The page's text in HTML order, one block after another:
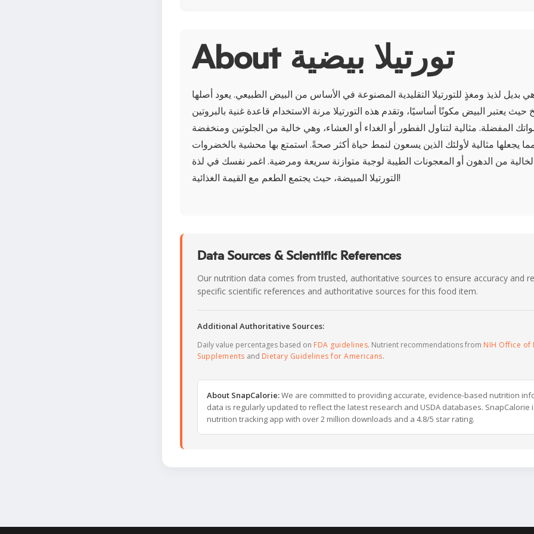
About تورتيلا بيضية
هي بديل لذيذ ومغذٍ للتورتيلا التقليدية المصنوعة في الأساس من البيض الطبيعي. يعود أصلها
يعتبر البيض مكونًا أساسيًا، وتقدم هذه التورتيلا مرنة الاستخدام قاعدة غنية بالبروتين
المفضلة. مثالية لتناول الفطور أو الغداء أو العشاء، وهي خالية من الجلوتين ومنخفضة
يجعلها مثالية لأولئك الذين يسعون لنمط حياة أكثر صحةً. استمتع بها محشية بالخضروات
من الدهون أو المعجونات الطيبة لوجبة متوازنة سريعة ومرضية. اغمر نفسك في لذة
التورتيلا المبيضة، حيث يجتمع الطعم مع القيمة الغذائية!
Data Sources & Scientific References
Our nutrition data comes from trusted, authoritative sources to ensure accuracy and
specific scientific references and authoritative sources for this food item.
Additional Authoritative Sources:
Daily value percentages based on FDA guidelines. Nutrient recommendations from NIH Office of
Supplements and Dietary Guidelines for Americans.
About SnapCalorie:We are committed to providing accurate, evidence-based nutrition
data is regularly updated to reflect the latest research and USDA databases. SnapCalorie
nutrition tracking app with over 2 million downloads and a 4.8/5 star rating.